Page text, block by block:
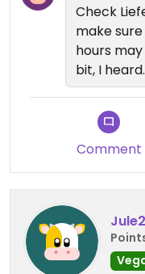
Check
make
hours
bit, I
Comment